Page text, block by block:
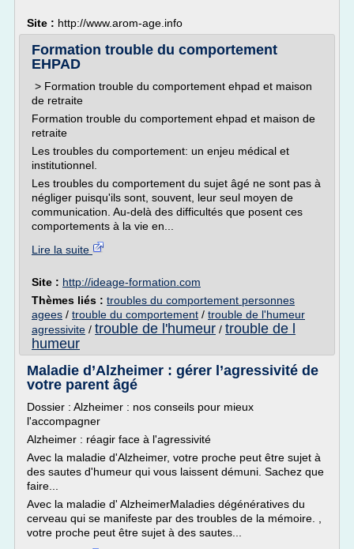
Site : http://www.arom-age.info
Formation trouble du comportement
EHPAD
> Formation trouble du comportement ehpad et maison
de retraite
Formation trouble du comportement ehpad et maison de
retraite
Les troubles du comportement: un enjeu médical et
institutionnel.
Les troubles du comportement du sujet âgé ne sont pas à
négliger puisqu'ils sont, souvent, leur seul moyen de
communication. Au-delà des difficultés que posent ces
comportements à la vie en...
Lire la suite
Site : http://ideage-formation.com
Thèmes liés : troubles du comportement personnes
agees / trouble du comportement / trouble de l'humeur
agressivite / trouble de l'humeur / trouble de l
humeur
Maladie d’Alzheimer : gérer l’agressivité de
votre parent âgé
Dossier : Alzheimer : nos conseils pour mieux
l'accompagner
Alzheimer : réagir face à l'agressivité
Avec la maladie d'Alzheimer, votre proche peut être sujet à
des sautes d'humeur qui vous laissent démuni. Sachez que
faire...
Avec la maladie d' AlzheimerMaladies dégénératives du
cerveau qui se manifeste par des troubles de la mémoire. ,
votre proche peut être sujet à des sautes...